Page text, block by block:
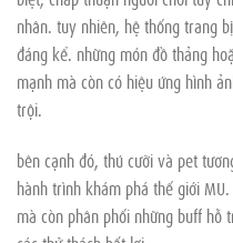
nhân. tuy nhiên, hệ thống trang
đáng kể. những món đồ thảng
mạnh mà còn có hiệu ứng hình
trội.
bên cạnh đó, thú cưỡi và pet
hành trình khám phá thế giới
mà còn phân phối những buff hỗ